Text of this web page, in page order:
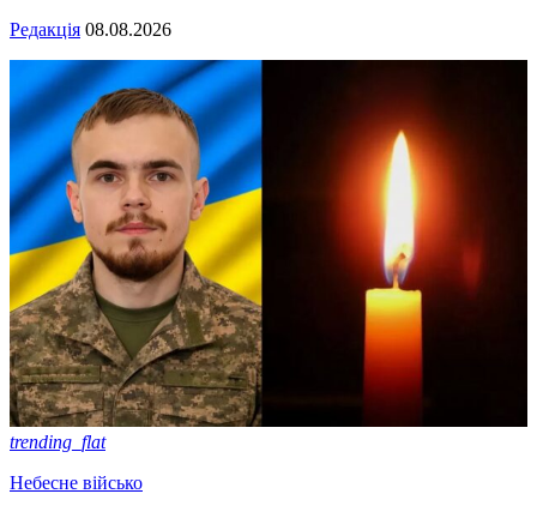
Редакція 08.08.2026
trending_flat
Небесне військо